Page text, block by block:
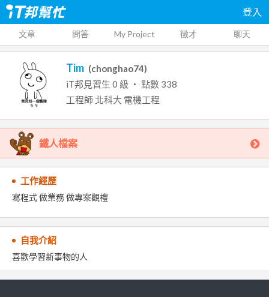
登入
文章 問答 My Project 徵才 聊天
Tim (chonghao74)
iT邦見習生 0 級 ‧ 點數 338
工程師 北科大 電機工程
鐵人檔案
工作經歷
寫程式 做業務 做專案觀禮
自我介紹
喜歡學習新事物的人